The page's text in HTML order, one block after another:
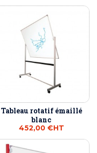
Tableau rotatif émaillé
blanc
452,00 €HT